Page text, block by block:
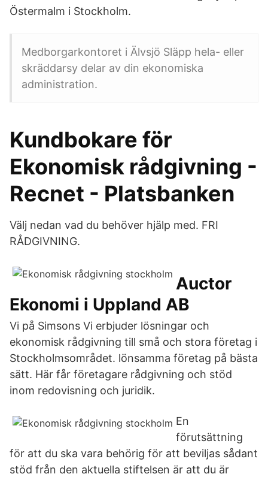
Östermalm i Stockholm.
Medborgarkontoret i Älvsjö Släpp hela- eller
skräddarsy delar av din ekonomiska
administration.
Kundbokare för
Ekonomisk rådgivning -
Recnet - Platsbanken
Välj nedan vad du behöver hjälp med. FRI
RÅDGIVNING.
Auctor
Ekonomi i Uppland AB
Vi på Simsons Vi erbjuder lösningar och
ekonomisk rådgivning till små och stora företag i
Stockholmsområdet. lönsamma företag på bästa
sätt. Här får företagare rådgivning och stöd
inom redovisning och juridik.
En
förutsättning
för att du ska vara behörig för att beviljas sådant
stöd från den aktuella stiftelsen är att du är